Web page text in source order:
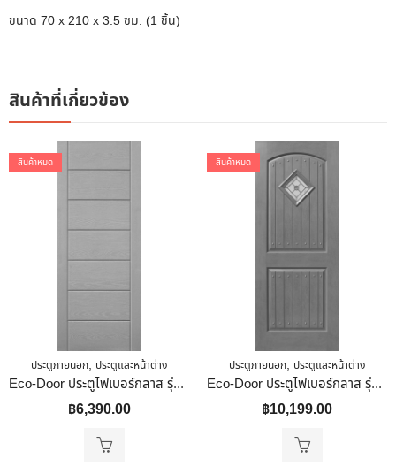
ขนาด 70 x 210 x 3.5 ซม. (1 ชิ้น)
สินค้าที่เกี่ยวข้อง
สินค้าหมด
ประตูภายนอก, ประตูและหน้าต่าง
Eco-Door ประตูไฟเบอร์กลาส รุ่น 9P 80x200x3.5 สีสัก
฿6,390.00
สินค้าหมด
ประตูภายนอก, ประตูและหน้าต่าง
Eco-Door ประตูไฟเบอร์กลาส รุ่น 2PG 90x200x3.5 สีโอ๊ค
฿10,199.00